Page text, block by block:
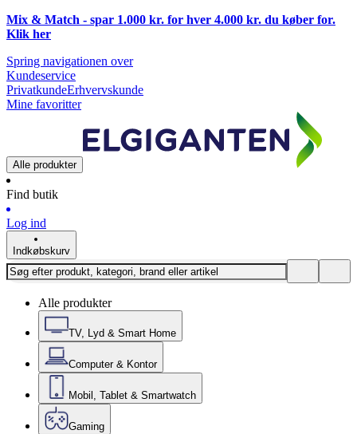
Mix & Match - spar 1.000 kr. for hver 4.000 kr. du køber for.
Klik her
Spring navigationen over
Kundeservice
PrivatkundeErhvervskunde
Mine favoritter
Alle produkter
Find butik
Log ind
Indkøbskurv
Alle produkter
TV, Lyd & Smart Home
Computer & Kontor
Mobil, Tablet & Smartwatch
Gaming